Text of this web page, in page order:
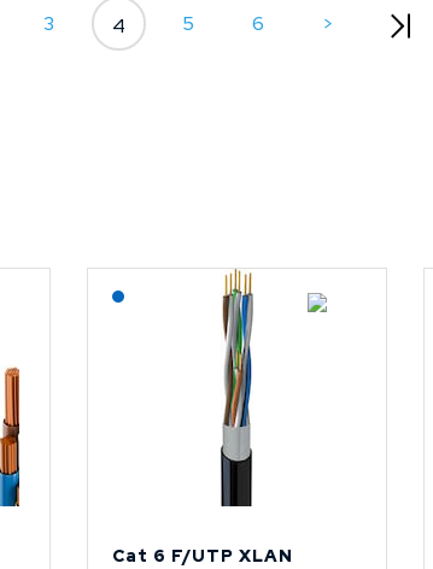
3 4 5 6 >
Lagerført: NEK Kabel
Cat 6 F/UTP XLAN